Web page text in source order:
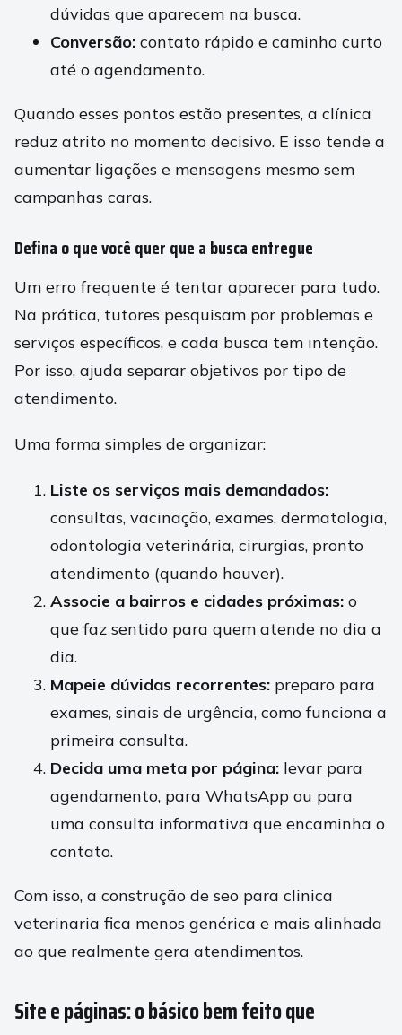
dúvidas que aparecem na busca.
Conversão: contato rápido e caminho curto
até o agendamento.
Quando esses pontos estão presentes, a clínica
reduz atrito no momento decisivo. E isso tende a
aumentar ligações e mensagens mesmo sem
campanhas caras.
Defina o que você quer que a busca entregue
Um erro frequente é tentar aparecer para tudo.
Na prática, tutores pesquisam por problemas e
serviços específicos, e cada busca tem intenção.
Por isso, ajuda separar objetivos por tipo de
atendimento.
Uma forma simples de organizar:
Liste os serviços mais demandados:
consultas, vacinação, exames, dermatologia,
odontologia veterinária, cirurgias, pronto
atendimento (quando houver).
Associe a bairros e cidades próximas: o
que faz sentido para quem atende no dia a
dia.
Mapeie dúvidas recorrentes: preparo para
exames, sinais de urgência, como funciona a
primeira consulta.
Decida uma meta por página: levar para
agendamento, para WhatsApp ou para
uma consulta informativa que encaminha o
contato.
Com isso, a construção de seo para clinica
veterinaria fica menos genérica e mais alinhada
ao que realmente gera atendimentos.
Site e páginas: o básico bem feito que